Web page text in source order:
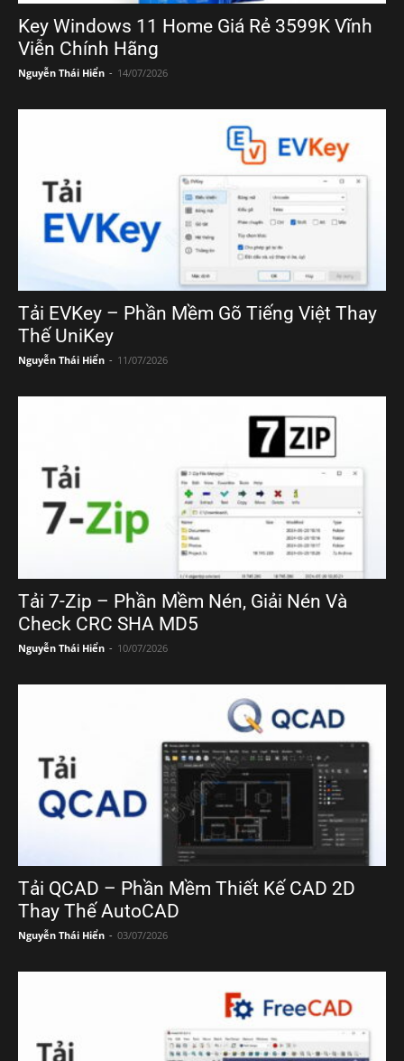
Key Windows 11 Home Giá Rẻ 3599K Vĩnh
Viễn Chính Hãng
Nguyễn Thái Hiển - 14/07/2026
Tải EVKey – Phần Mềm Gõ Tiếng Việt Thay
Thế UniKey
Nguyễn Thái Hiển - 11/07/2026
Tải 7-Zip – Phần Mềm Nén, Giải Nén Và
Check CRC SHA MD5
Nguyễn Thái Hiển - 10/07/2026
Tải QCAD – Phần Mềm Thiết Kế CAD 2D
Thay Thế AutoCAD
Nguyễn Thái Hiển - 03/07/2026